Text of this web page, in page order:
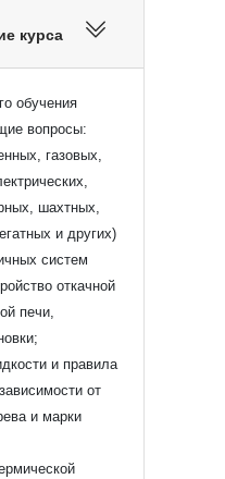
курса
обучения
вопросы:
газовых,
шахтных,
и других)
систем
откачной
печи,
и правила
от
и марки